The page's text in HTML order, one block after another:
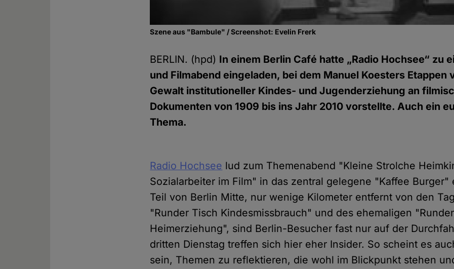
Szene aus "Bambule" / Screenshot: Evelin Frerk
BERLIN. (hpd) In einem Berlin Café hatte „Radio Hochsee“ zu
und Filmabend eingeladen, bei dem Manuel Koesters Etappen
Gewalt institutioneller Kindes- und Jugenderziehung an
Dokumenten von 1909 bis ins Jahr 2010 vorstellte. Auch ein
Thema.
Radio Hochsee lud zum Themenabend "Kleine Strolche
Sozialarbeiter im Film" in das zentral gelegene "Kaffee Burger"
Teil von Berlin Mitte, nur wenige Kilometer entfernt von den
"Runder Tisch Kindesmissbrauch" und des ehemaligen
Heimerziehung", sind Berlin-Besucher fast nur auf der
dritten Dienstag treffen sich hier eher Insider. So scheint es
sein, Themen zu reflektieren, die wohl im Blickpunkt stehen